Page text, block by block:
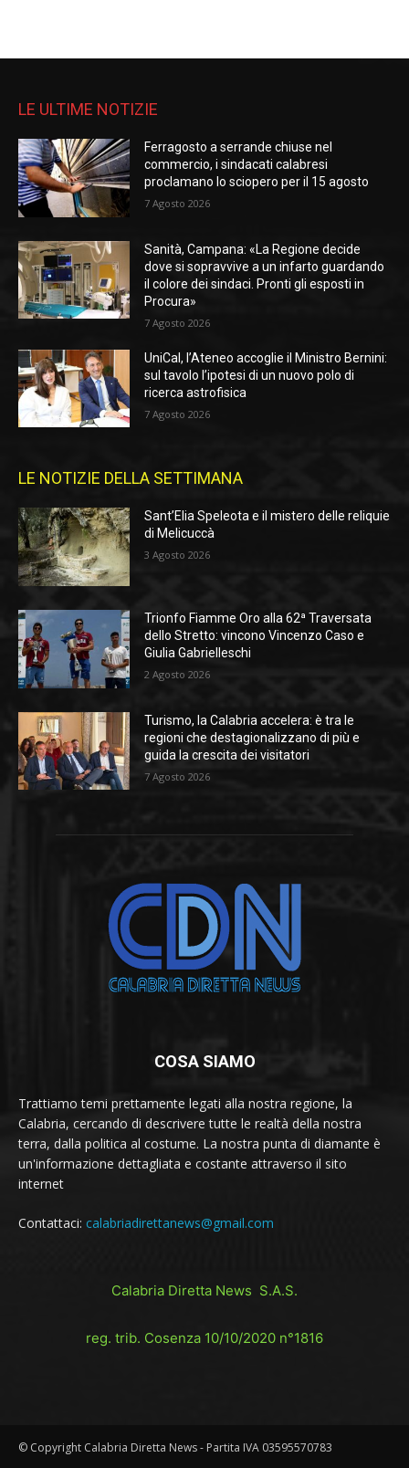
LE ULTIME NOTIZIE
Ferragosto a serrande chiuse nel
commercio, i sindacati calabresi
proclamano lo sciopero per il 15 agosto
7 Agosto 2026
Sanità, Campana: «La Regione decide
dove si sopravvive a un infarto guardando
il colore dei sindaci. Pronti gli esposti in
Procura»
7 Agosto 2026
UniCal, l’Ateneo accoglie il Ministro Bernini:
sul tavolo l’ipotesi di un nuovo polo di
ricerca astrofisica
7 Agosto 2026
LE NOTIZIE DELLA SETTIMANA
Sant’Elia Speleota e il mistero delle reliquie
di Melicuccà
3 Agosto 2026
Trionfo Fiamme Oro alla 62ª Traversata
dello Stretto: vincono Vincenzo Caso e
Giulia Gabrielleschi
2 Agosto 2026
Turismo, la Calabria accelera: è tra le
regioni che destagionalizzano di più e
guida la crescita dei visitatori
7 Agosto 2026
COSA SIAMO
Trattiamo temi prettamente legati alla nostra regione, la
Calabria, cercando di descrivere tutte le realtà della nostra
terra, dalla politica al costume. La nostra punta di diamante è
un'informazione dettagliata e costante attraverso il sito
internet
Contattaci: calabriadirettanews@gmail.com
Calabria Diretta News S.A.S.
reg. trib. Cosenza 10/10/2020 n°1816
© Copyright Calabria Diretta News - Partita IVA 03595570783